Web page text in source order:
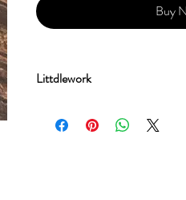
Buy
Littdlework
牌Littdlework及插畫品牌